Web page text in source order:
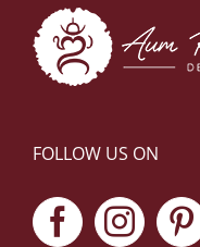
FOLLOW US ON